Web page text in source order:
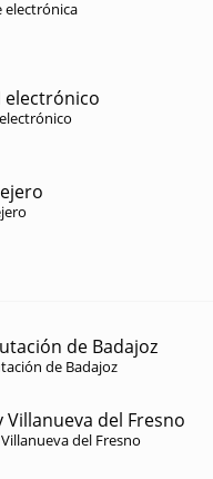
electrónica
electrónico
de Badajoz
de Badajoz
Villanueva del Fresno
del Fresno